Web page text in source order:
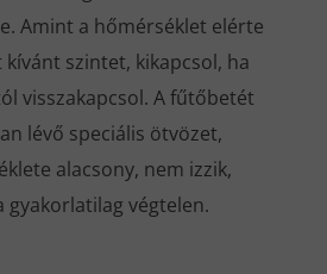
Amint a hőmérséklet elérte
szintet, kikapcsol, ha
visszakapcsol. A fűtőbetét
lévő speciális ötvözet,
alacsony, nem izzik,
végtelen.